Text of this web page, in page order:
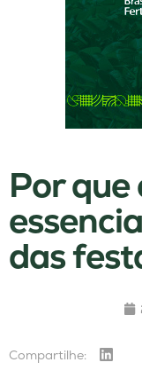
Por que
das
Compartilhe: